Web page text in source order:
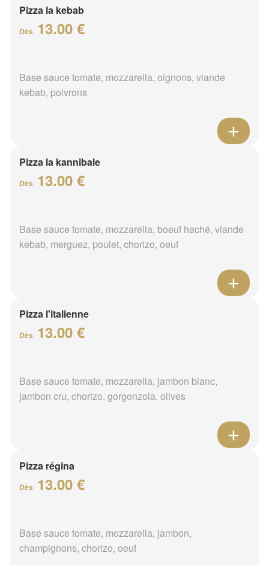
Pizza la kebab
Dès 13.00 €
Base sauce tomate, mozzarella, oignons, viande
kebab, poivrons
Pizza la kannibale
Dès 13.00 €
Base sauce tomate, mozzarella, boeuf haché, viande
kebab, merguez, poulet, chorizo, oeuf
Pizza l'italienne
Dès 13.00 €
Base sauce tomate, mozzarella, jambon blanc,
jambon cru, chorizo, gorgonzola, olives
Pizza régina
Dès 13.00 €
Base sauce tomate, mozzarella, jambon,
champignons, chorizo, oeuf